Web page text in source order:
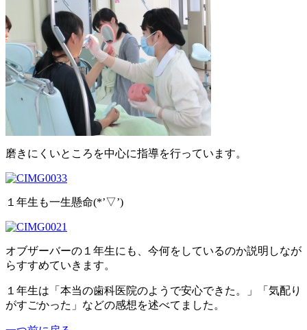
磨きにくいところを中心に指導を行っています。
１年生も一生懸命(*’▽’)
オブザーバーの１年生にも、今何をしているのか説明しなが
らすすめていきます。
１年生は「本当の歯科医院のようで安心できた。」「気配り
がすごかった」などの感想を述べてました。